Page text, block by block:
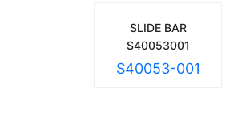
SLIDE BAR
S40053001
S40053-001